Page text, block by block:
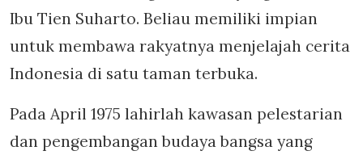
Ibu Tien Suharto. Beliau memiliki impian
untuk membawa rakyatnya menjelajah cerita
Indonesia di satu taman terbuka.
Pada April 1975 lahirlah kawasan pelestarian
dan pengembangan budaya bangsa yang